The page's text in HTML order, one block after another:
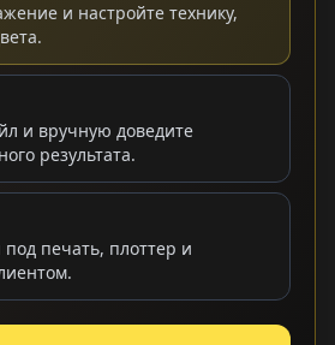
и настройте технику,
и вручную доведите
результата.
печать, плоттер и